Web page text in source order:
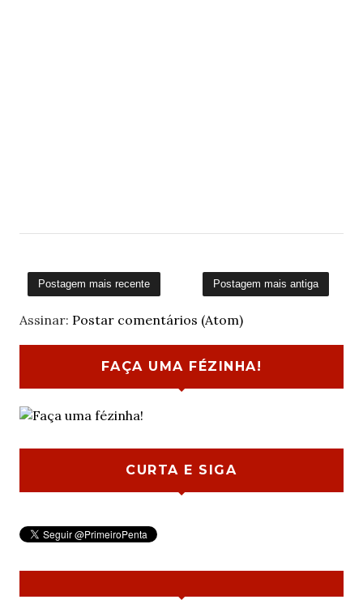
Postagem mais recente Postagem mais antiga
Assinar: Postar comentários (Atom)
FAÇA UMA FÉZINHA!
CURTA E SIGA